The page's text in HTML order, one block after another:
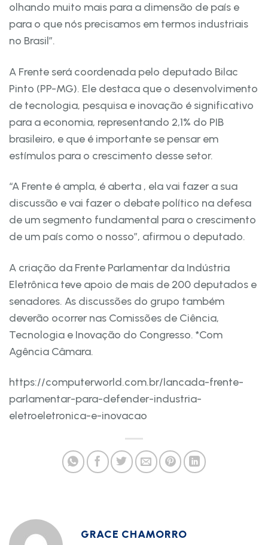
olhando muito mais para a dimensão de país e
para o que nós precisamos em termos industriais
no Brasil”.
A Frente será coordenada pelo deputado Bilac
Pinto (PP-MG). Ele destaca que o desenvolvimento
de tecnologia, pesquisa e inovação é significativo
para a economia, representando 2,1% do PIB
brasileiro, e que é importante se pensar em
estímulos para o crescimento desse setor.
“A Frente é ampla, é aberta , ela vai fazer a sua
discussão e vai fazer o debate político na defesa
de um segmento fundamental para o crescimento
de um país como o nosso”, afirmou o deputado.
A criação da Frente Parlamentar da Indústria
Eletrônica teve apoio de mais de 200 deputados e
senadores. As discussões do grupo também
deverão ocorrer nas Comissões de Ciência,
Tecnologia e Inovação do Congresso. *Com
Agência Câmara.
https://computerworld.com.br/lancada-frente-
parlamentar-para-defender-industria-
eletroeletronica-e-inovacao
GRACE CHAMORRO